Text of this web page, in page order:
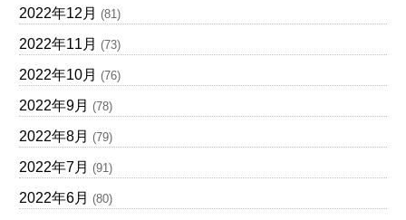
2022年12月 (81)
2022年11月 (73)
2022年10月 (76)
2022年9月 (78)
2022年8月 (79)
2022年7月 (91)
2022年6月 (80)